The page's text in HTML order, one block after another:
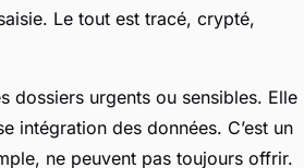
Le tout est tracé, crypté,
dossiers urgents ou sensibles. Elle
intégration des données. C’est un
ne peuvent pas toujours offrir.